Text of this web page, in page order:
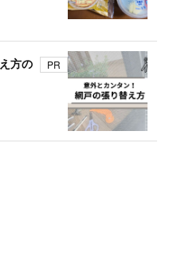
方の PR